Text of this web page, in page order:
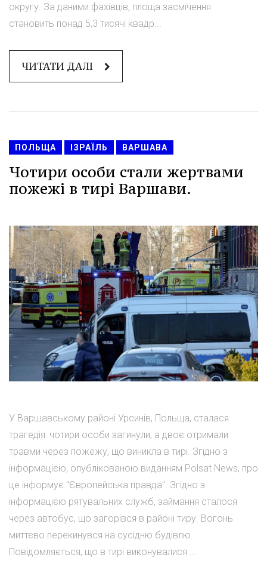
округу. За даними фахівців, площа засмічення
становить понад 5,3 тисячі квадр...
ЧИТАТИ ДАЛІ
ПОЛЬЩА ІЗРАЇЛЬ ВАРШАВА
Чотири особи стали жертвами
пожежі в тирі Варшави.
У Варшавському районі Урсинів, Польща, сталася
трагедія: чотири особи загинули, а двоє отримали
травми через пожежу, що виникла в тирі. Згідно з
інформацією, опублікованою виданням Polsat News, про
це інформує "Європейська правда". Згідно з
інформацією рятувальних служб, займання сталося
через автобус, що загорівся в районі тиру. Вогонь
миттєво перекинувся на сусідню будівлю.
Повідомляється, що в тирі виконувалися ...